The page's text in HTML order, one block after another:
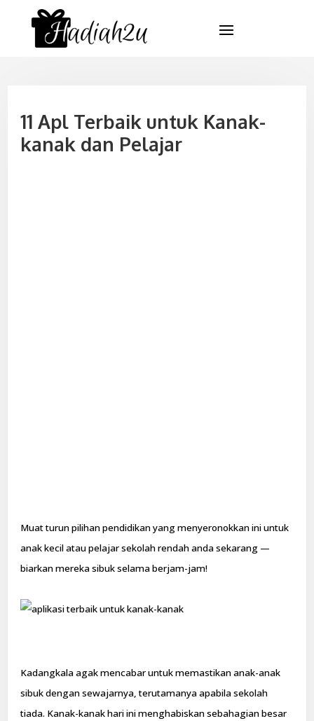
11 Apl Terbaik untuk Kanak-
kanak dan Pelajar
Muat turun pilihan pendidikan yang menyeronokkan ini untuk
anak kecil atau pelajar sekolah rendah anda sekarang —
biarkan mereka sibuk selama berjam-jam!
Kadangkala agak mencabar untuk memastikan anak-anak
sibuk dengan sewajarnya, terutamanya apabila sekolah
tiada. Kanak-kanak hari ini menghabiskan sebahagian besar